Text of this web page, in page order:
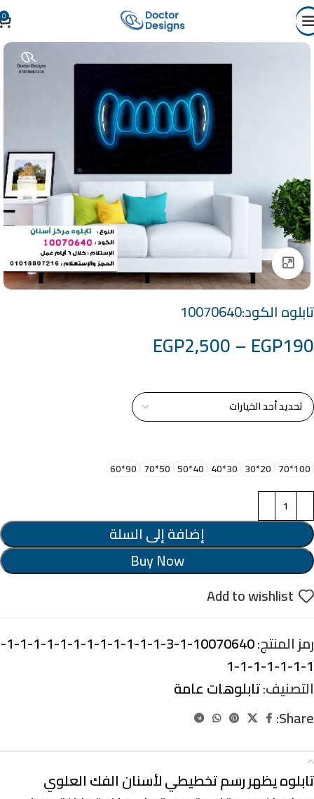
0
Click to enlarge
تابلوه الكود:10070640
EGP190
–
EGP2,500
100*70
20*30
30*40
40*50
50*70
90*60
إضافة إلى السلة
Buy Now
Add to wishlist
رمز المنتج:
10070640-1-3-1-1-1-1-1-1-1-1-1-1-1-1-
1-1-1-1-1-1-1
التصنيف:تابلوهات عامة
Share:
تابلوه يظهر رسم تخطيطي لأسنان الفك العلوي